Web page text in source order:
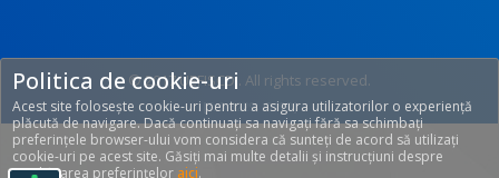
© 2017 UEFISCDI. All rights reserved.
[T: 0.3229, O: 92]
Politica de cookie-uri
Acest site folosește cookie-uri pentru a asigura utilizatorilor o experiență
plăcută de navigare. Dacă continuați sa navigați fără sa schimbați
preferințele browser-ului vom considera că sunteți de acord să utilizați
cookie-uri pe acest site. Găsiți mai multe detalii și instrucțiuni despre
modificarea preferințelor aici.